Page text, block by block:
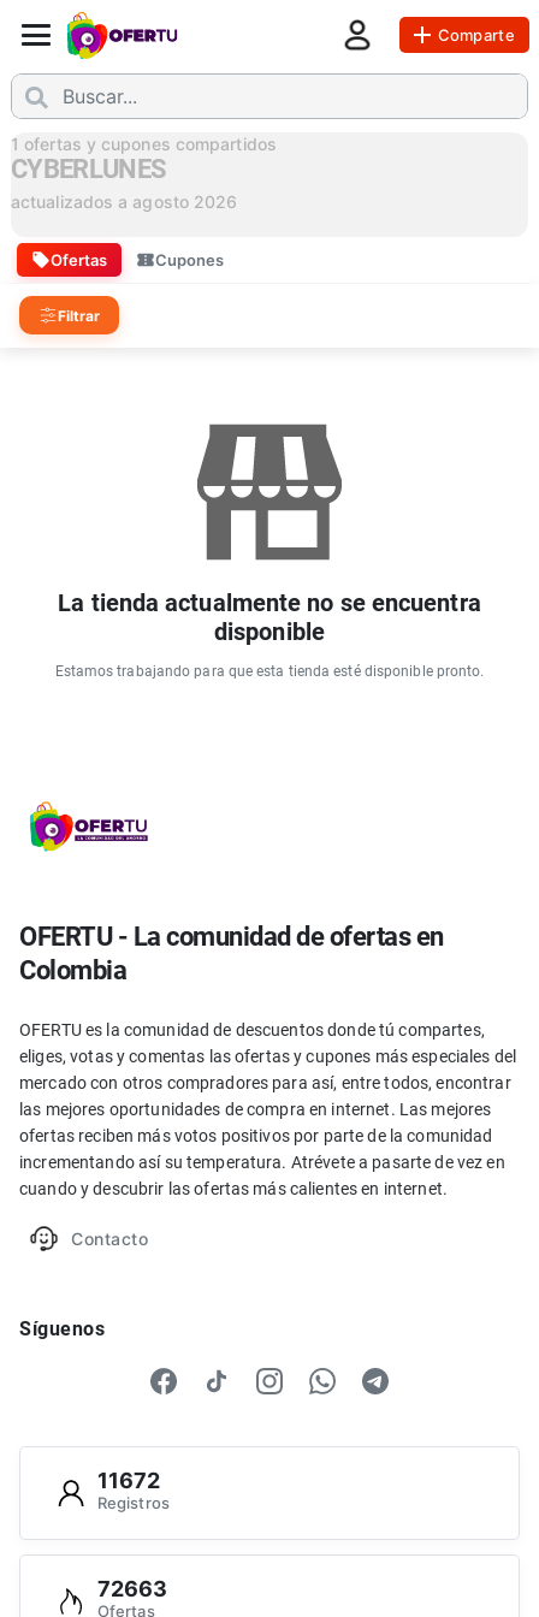
Comparte
1 ofertas y cupones compartidos
CYBERLUNES
actualizados a agosto 2026
Ofertas Cupones
Filtrar
La tienda actualmente no se encuentra
disponible
Estamos trabajando para que esta tienda esté disponible pronto.
OFERTU - La comunidad de ofertas en
Colombia
OFERTU es la comunidad de descuentos donde tú compartes,
eliges, votas y comentas las ofertas y cupones más especiales del
mercado con otros compradores para así, entre todos, encontrar
las mejores oportunidades de compra en internet. Las mejores
ofertas reciben más votos positivos por parte de la comunidad
incrementando así su temperatura. Atrévete a pasarte de vez en
cuando y descubrir las ofertas más calientes en internet.
Contacto
Síguenos
11672
Registros
72663
Ofertas